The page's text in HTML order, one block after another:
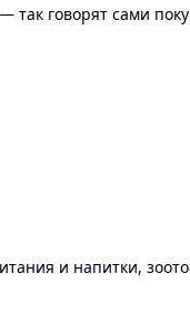
говорят сами
и напитки,